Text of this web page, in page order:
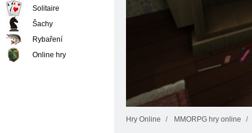
Hry Online MMORPG hry online
Solitaire
Šachy
Rybaření
Online hry